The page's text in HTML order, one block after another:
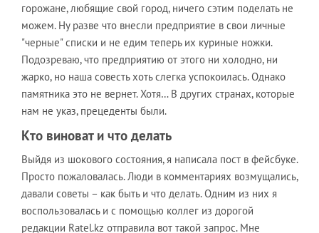
горожане, любящие свой город, ничего сэтим поделать не
можем. Ну разве что внесли предприятие в свои личные
"черные" списки и не едим теперь их куриные ножки.
Подозреваю, что предприятию от этого ни холодно, ни
жарко, но наша совесть хоть слегка успокоилась. Однако
памятника это не вернет. Хотя… В других странах, которые
нам не указ, прецеденты были.
Кто виноват и что делать
Выйдя из шокового состояния, я написала пост в фейсбуке.
Просто пожаловалась. Люди в комментариях возмущались,
давали советы – как быть и что делать. Одним из них я
воспользовалась и с помощью коллег из дорогой
редакции Ratel.kz отправила вот такой запрос. Мне